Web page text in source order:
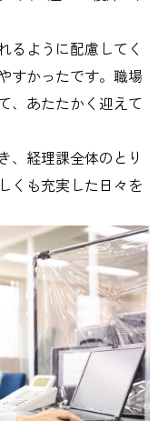
るように配慮してく
すかったです。職場
、あたたかく迎えて
、経理課全体のとり
くも充実した日々を